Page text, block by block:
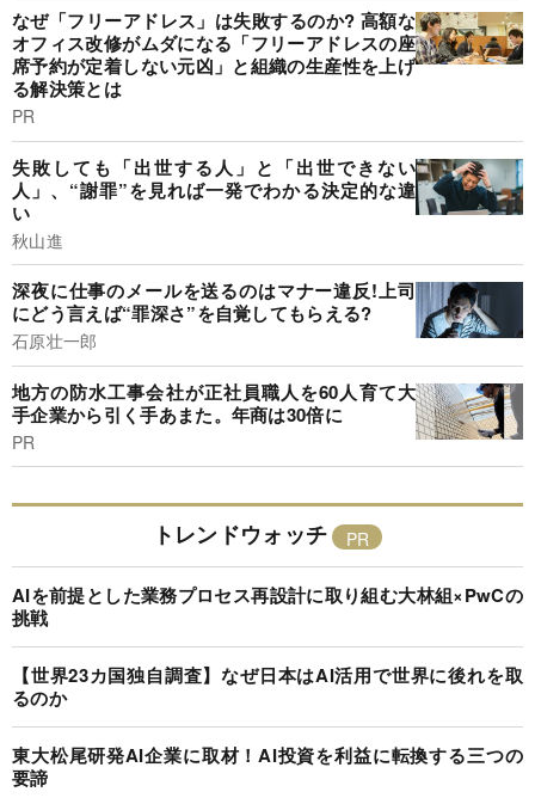
なぜ「フリーアドレス」は失敗するのか? 高額な
オフィス改修がムダになる「フリーアドレスの座
席予約が定着しない元凶」と組織の生産性を上げ
る解決策とは
PR
失敗しても「出世する人」と「出世できない
人」、“謝罪”を見れば一発でわかる決定的な違
い
秋山進
深夜に仕事のメールを送るのはマナー違反!上司
にどう言えば“罪深さ”を自覚してもらえる?
石原壮一郎
地方の防水工事会社が正社員職人を60人育て大
手企業から引く手あまた。年商は30倍に
PR
トレンドウォッチ
AIを前提とした業務プロセス再設計に取り組む大林組×PwCの
挑戦
【世界23カ国独自調査】なぜ日本はAI活用で世界に後れを取
るのか
東大松尾研発AI企業に取材！AI投資を利益に転換する三つの
要諦